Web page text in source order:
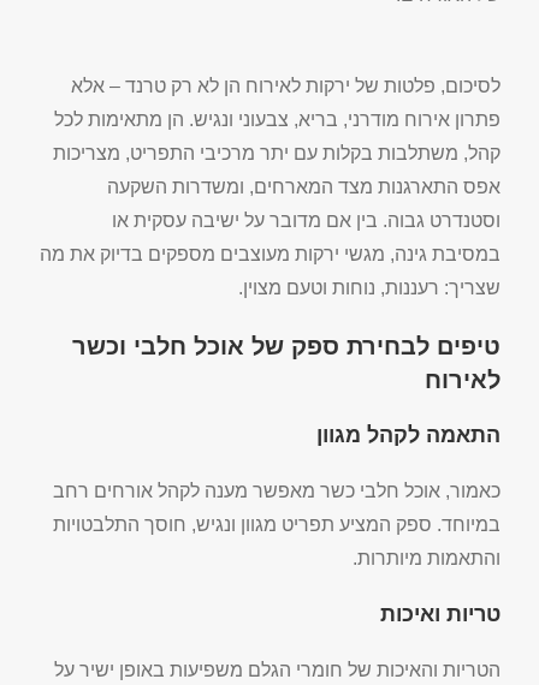
לסיכום, פלטות של ירקות לאירוח הן לא רק טרנד – אלא
פתרון אירוח מודרני, בריא, צבעוני ונגיש. הן מתאימות לכל
קהל, משתלבות בקלות עם יתר מרכיבי התפריט, מצריכות
אפס התארגנות מצד המארחים, ומשדרות השקעה
וסטנדרט גבוה. בין אם מדובר על ישיבה עסקית או
במסיבת גינה, מגשי ירקות מעוצבים מספקים בדיוק את מה
שצריך: רעננות, נוחות וטעם מצוין.
טיפים לבחירת ספק של אוכל חלבי וכשר
לאירוח
התאמה לקהל מגוון
כאמור, אוכל חלבי כשר מאפשר מענה לקהל אורחים רחב
במיוחד. ספק המציע תפריט מגוון ונגיש, חוסך התלבטויות
והתאמות מיותרות.
טריות ואיכות
הטריות והאיכות של חומרי הגלם משפיעות באופן ישיר על